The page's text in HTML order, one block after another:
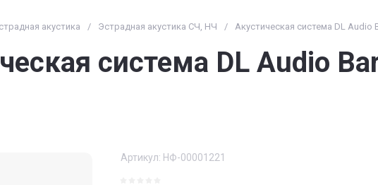
акустика / Эстрадная акустика СЧ, НЧ / Акустическая система DL Audio
система DL Audio
Артикул: НФ-00001221